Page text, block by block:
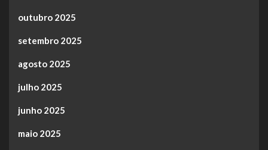
outubro 2025
setembro 2025
agosto 2025
julho 2025
junho 2025
maio 2025